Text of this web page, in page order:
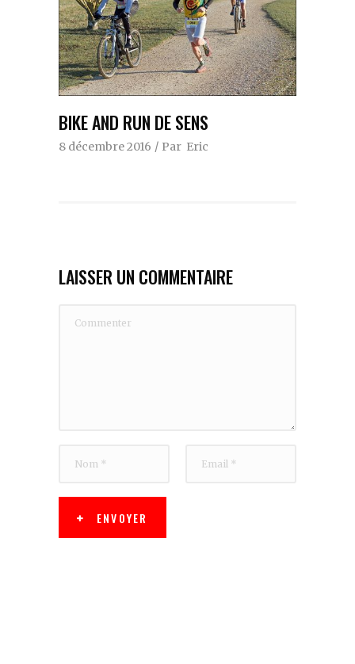
BIKE AND RUN DE SENS
8 décembre 2016 Par Eric
LAISSER UN COMMENTAIRE
ENVOYER